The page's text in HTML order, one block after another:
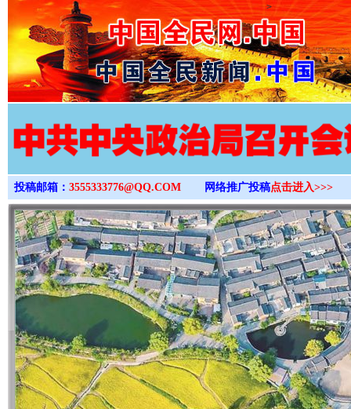
>
投稿邮箱： 3555333776@QQ.COM 网络推广投稿点击进入>>>